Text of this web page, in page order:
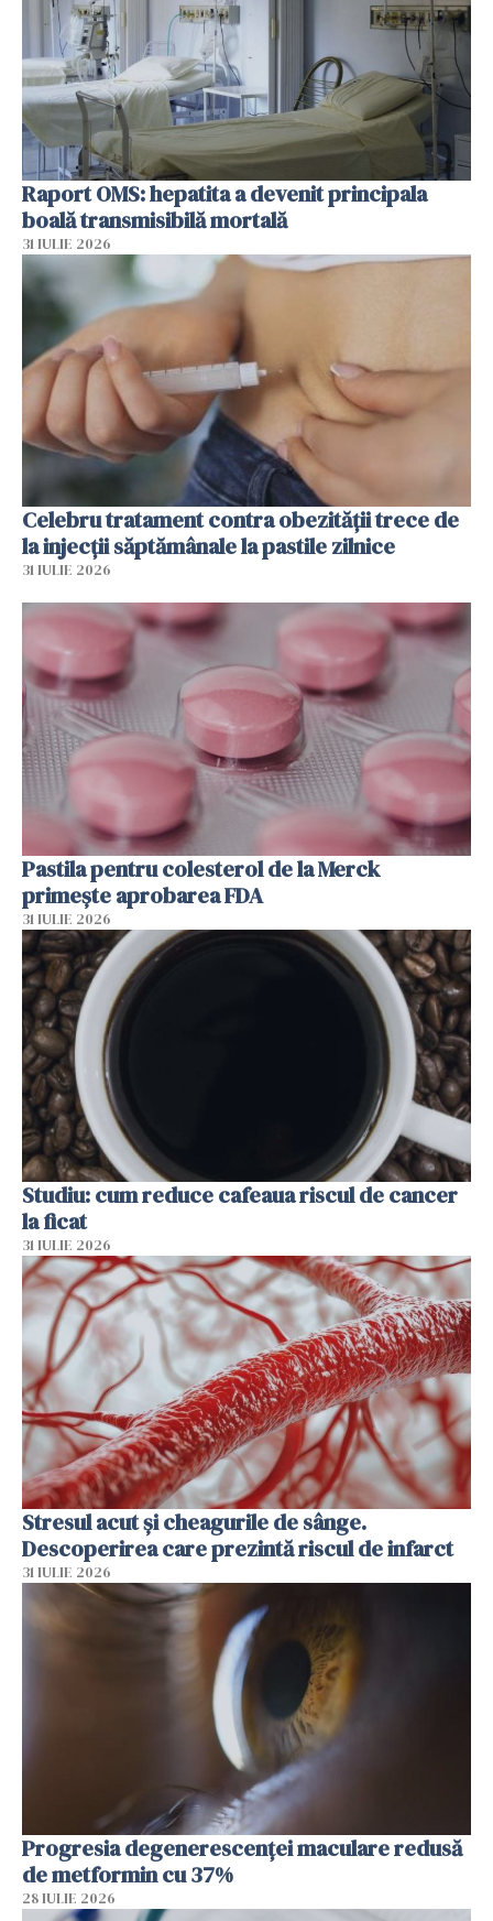
Raport OMS: hepatita a devenit principala
boală transmisibilă mortală
31 IULIE 2026
Celebru tratament contra obezității trece de
la injecții săptămânale la pastile zilnice
31 IULIE 2026
Pastila pentru colesterol de la Merck
primește aprobarea FDA
31 IULIE 2026
Studiu: cum reduce cafeaua riscul de cancer
la ficat
31 IULIE 2026
Stresul acut și cheagurile de sânge.
Descoperirea care prezintă riscul de infarct
31 IULIE 2026
Progresia degenerescenței maculare redusă
de metformin cu 37%
28 IULIE 2026